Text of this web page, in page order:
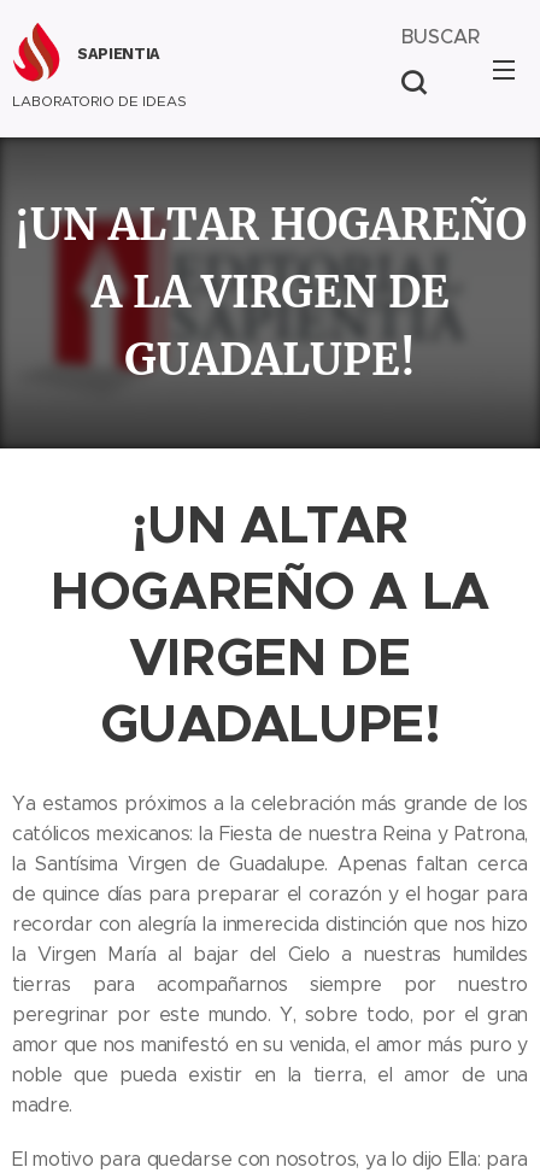
SAPIENTIA
LABORATORIO DE IDEAS
BUSCAR
¡UN ALTAR HOGAREÑO
A LA VIRGEN DE
GUADALUPE!
¡UN ALTAR
HOGAREÑO A LA
VIRGEN DE
GUADALUPE!
Ya estamos próximos a la celebración más grande de los
católicos mexicanos: la Fiesta de nuestra Reina y Patrona,
la Santísima Virgen de Guadalupe. Apenas faltan cerca
de quince días para preparar el corazón y el hogar para
recordar con alegría la inmerecida distinción que nos hizo
la Virgen María al bajar del Cielo a nuestras humildes
tierras para acompañarnos siempre por nuestro
peregrinar por este mundo. Y, sobre todo, por el gran
amor que nos manifestó en su venida, el amor más puro y
noble que pueda existir en la tierra, el amor de una
madre.
El motivo para quedarse con nosotros, ya lo dijo Ella: para